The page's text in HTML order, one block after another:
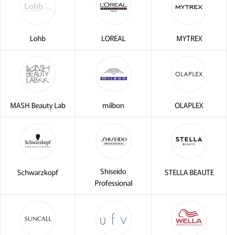
Lohb LOREAL MYTREX
MASH Beauty Lab milbon OLAPLEX
Schwarzkopf
Shiseido
Professional
STELLA BEAUTE